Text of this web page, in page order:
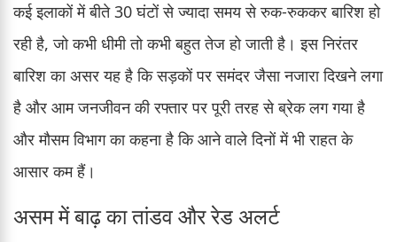
कई इलाकों में बीते 30 घंटों से ज्यादा समय से रुक-रुककर बारिश हो
रही है, जो कभी धीमी तो कभी बहुत तेज हो जाती है। इस निरंतर
बारिश का असर यह है कि सड़कों पर समंदर जैसा नजारा दिखने लगा
है और आम जनजीवन की रफ्तार पर पूरी तरह से ब्रेक लग गया है
और मौसम विभाग का कहना है कि आने वाले दिनों में भी राहत के
आसार कम हैं।
असम में बाढ़ का तांडव और रेड अलर्ट